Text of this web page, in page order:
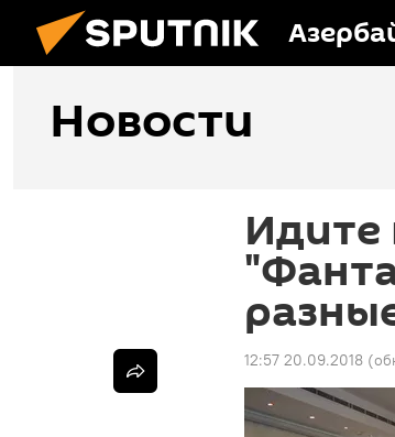
Новости
Идите
12:57 20.09.2018